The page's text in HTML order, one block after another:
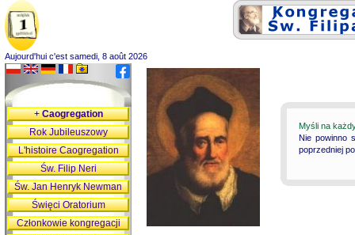
Aujourd'hui c'est samedi, 8 août 2026
Myśli na
Nie powinno
poprzedniej
+Caogregation
Rok Jubileuszowy
L'histoire Caogregation
Św. Filip Neri
Św. Jan Henryk Newman
Święci Oratorium
Członkowie kongregacji